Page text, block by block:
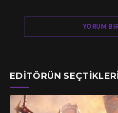
YORUM
EDITÖRÜN